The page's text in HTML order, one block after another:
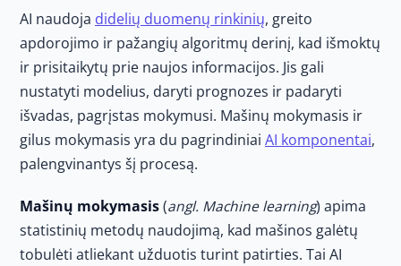
AI naudoja didelių duomenų rinkinių, greito
apdorojimo ir pažangių algoritmų derinį, kad išmoktų
ir prisitaikytų prie naujos informacijos. Jis gali
nustatyti modelius, daryti prognozes ir padaryti
išvadas, pagrįstas mokymusi. Mašinų mokymasis ir
gilus mokymasis yra du pagrindiniai AI komponentai,
palengvinantys šį procesą.
Mašinų mokymasis(angl. Machine learning) apima
statistinių metodų naudojimą, kad mašinos galėtų
tobulėti atliekant užduotis turint patirties. Tai AI